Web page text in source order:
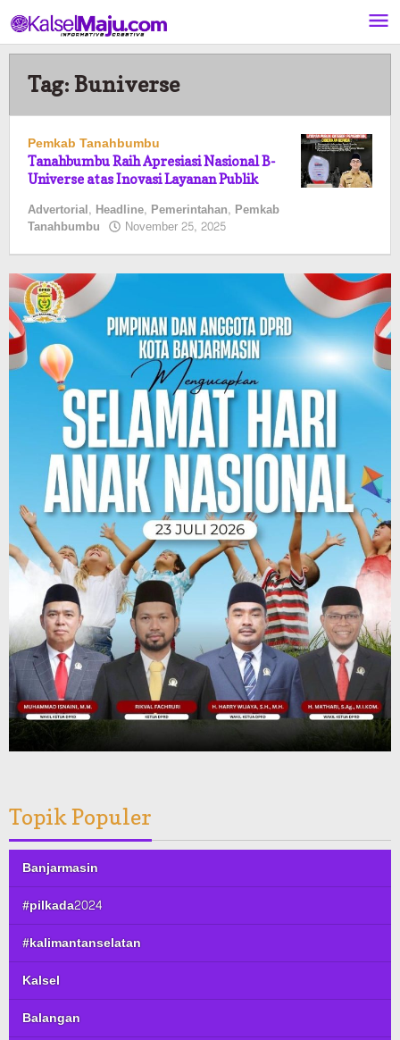
ke
konten
Tag: Buniverse
Pemkab Tanahbumbu
Tanahbumbu Raih Apresiasi Nasional B-
Universe atas Inovasi Layanan Publik
Advertorial, Headline, Pemerintahan, Pemkab
Tanahbumbu November 25, 2025
Topik Populer
Banjarmasin
#pilkada2024
#kalimantanselatan
Kalsel
Balangan